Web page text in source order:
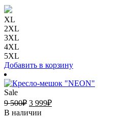
XL
2XL
3XL
4XL
5XL
Добавить в корзину
Sale
9 500₽ 3 999₽
В наличии